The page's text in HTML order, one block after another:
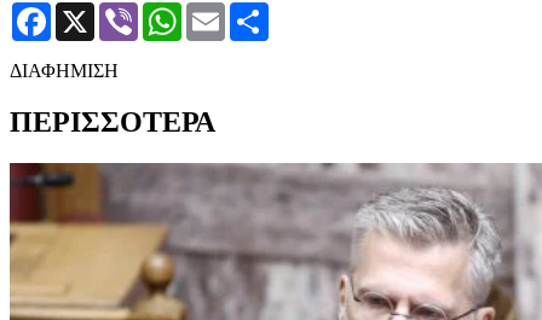
Facebook
X Viber WhatsApp
Email
ΔΙΑΦΗΜΙΣΗ
ΠΕΡΙΣΣΟΤΕΡΑ